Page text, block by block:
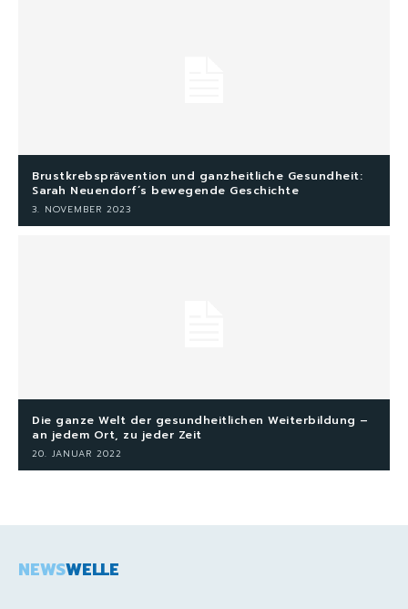
Brustkrebsprävention und ganzheitliche Gesundheit:
Sarah Neuendorf´s bewegende Geschichte
3. NOVEMBER 2023
Die ganze Welt der gesundheitlichen Weiterbildung –
an jedem Ort, zu jeder Zeit
20. JANUAR 2022
NEWSWELLE